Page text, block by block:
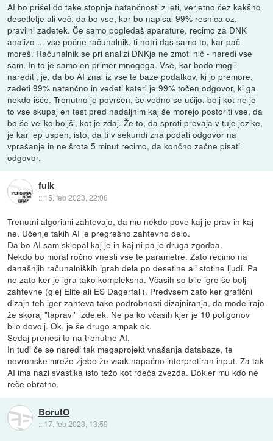
AI bo prišel do take stopnje natančnosti z leti, verjetno čez kakšno
desetletje ali več, da bo vse, kar bo napisal 99% resnica oz.
pravilni zadetek. Če samo pogledaš aparature, recimo za DNK
analizo ... vse počne računalnik, ti notri daš samo to, kar pač
moreš. Računalnik se pri analizi DNKja ne zmoti nič - naredi vse
sam. In to je samo en primer mnogega. Vse, kar bodo mogli
narediti, je, da bo AI znal iz vse te baze podatkov, ki jo premore,
zadeti 99% natančno in vedeti kateri je 99% točen odgovor, ki ga
nekdo išče. Trenutno je površen, še vedno se učijo, bolj kot ne je
to vse skupaj en test pred nadaljnim kaj še morejo postoriti vse, da
bo še veliko boljši, kot je zdaj. Že to, da sproti prevaja v tuje jezike,
je kar lep uspeh, isto, da ti v sekundi zna podati odgovor na
vprašanje in ne šrota 5 minut recimo, da končno začne pisati
odgovor.
fulk
:: 15. feb 2023, 22:08
Trenutni algoritmi zahtevajo, da mu nekdo pove kaj je prav in kaj
ne. Učenje takih AI je pregrešno zahtevno delo.
Da bo AI sam sklepal kaj je in kaj ni pa je druga zgodba.
Nekdo bo moral ročno vnesti vse te parametre. Zato recimo na
današnjih računalniških igrah dela po desetine ali stotine ljudi. Pa
ne zato ker je igra tako kompleksna. Včasih so bile igre še bolj
zahtevne (glej Elite ali ES Dagerfall). Predvsem zato ker grafični
dizajn teh iger zahteva take podrobnosti dizajniranja, da modelirajo
že skoraj "tapravi" izdelek. Ne pa ko včasih kjer je 10 poligonov
bilo dovolj. Ok, je še drugo ampak ok.
Sedaj prenesi to na trenutne AI.
In tudi če se naredi tak megaprojekt vnašanja databaze, te
nevronske mreže zjebe že vsak napačno interpretiran input. Za tak
AI ima nazi svastika isto težo kot rdeča zvezda. Dokler mu kdo ne
reče obratno.
BorutO
:: 17. feb 2023, 13:59